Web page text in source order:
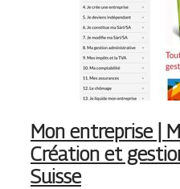
Mon entreprise |
Création et
Suisse